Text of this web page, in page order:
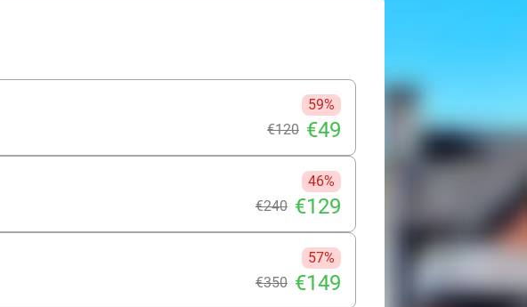
59%
€120 €49
46%
€240 €129
57%
€350 €149